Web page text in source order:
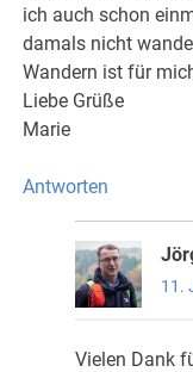
ich auch schon
damals nicht
Wandern ist für
Liebe Grüße
Marie
Antworten
11.
Vielen Dank